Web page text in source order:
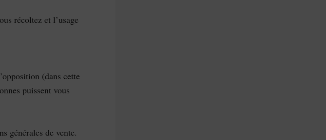
récoltez et l’usage
(dans cette
puissent vous
générales de vente.